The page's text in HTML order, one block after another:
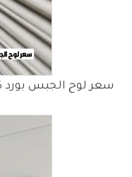
سعر لوح الجبس بورد